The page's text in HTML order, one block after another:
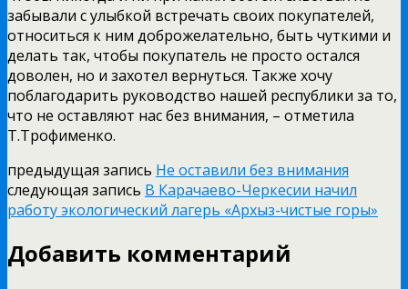
забывали с улыбкой встречать своих покупателей,
относиться к ним доброжелательно, быть чуткими и
делать так, чтобы покупатель не просто остался
доволен, но и захотел вернуться. Также хочу
поблагодарить руководство нашей республики за то,
что не оставляют нас без внимания, – отметила
Т.Трофименко.
предыдущая запись Не оставили без внимания
следующая запись В Карачаево-Черкесии начил
работу экологический лагерь «Архыз-чистые горы»
Добавить комментарий